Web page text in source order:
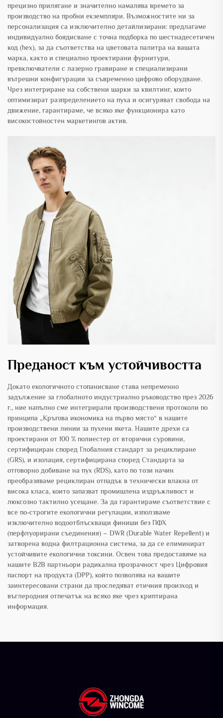
прецизно прилягане и значително намалява времето за
производство на пробни екземпляри. Възможностите ни за
персонализация са изключително детайлизирани: предлагаме
индивидуално боядисване с точна подборка по шестнадесетичен
код (hex), за да съответства на цветовата палитра на вашата
марка, както и специално проектирани фурнитури,
превключватели с лазерно гравиране и специализирани
вътрешни конфигурации за съвременно цифрово оборудване.
Чрез интегриране на собствени шарки за квилтинг, които
оптимизират разпределението на пуха и осигуряват свобода на
движение, гарантираме, че всяко яке функционира като
високостойностен маркетингов актив.
Преданост към устойчивостта
Докато екологичното стопанисване става непременно
задължение за глобалното индустриално ръководство през 2026
г., ние напълно сме интегрирали производствени протоколи по
принципа „Кръгова икономика на първо място“ в нашите
производствени линии за пухени якета. Нашите дрехи са
проектирани от 100 % полиестер от вторични суровини,
сертифициран според Глобалния стандарт за рециклиране
(GRS), и изолация, сертифицирана според Стандарта за
отговорно добиване на пух (RDS), като по този начин
преобразяваме рециклиран отпадък в технически влакна от
висока класа, които запазват промишлена издръжливост и
люксозно тактилно усещане. За да гарантираме съответствие с
все по-строгите екологични регулации, използваме
изключително водоотблъскващи финиши без ПФХ
(перфлуорирани съединения) – DWR (Durable Water Repellent) и
затворена водна филтрационна система, за да се елиминират
устойчивите екологични токсини. Освен това предоставяме на
нашите B2B партньори радикална прозрачност чрез Цифровия
паспорт на продукта (DPP), който позволява на вашите
заинтересовани страни да проследяват етичния произход и
въглеродния отпечатък на всяко яке чрез криптирана
информация.